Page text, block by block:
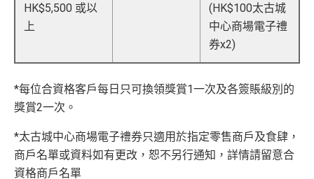
HK$5,500 或以
上
(HK$100太古城
中心商場電子禮
券x2)
*每位合資格客戶每日只可換領獎賞1一次及各簽賬級別的
獎賞2一次。
*太古城中心商場電子禮券只適用於指定零售商戶及食肆，
商戶名單或資料如有更改，恕不另行通知，詳情請留意合
資格商戶名單